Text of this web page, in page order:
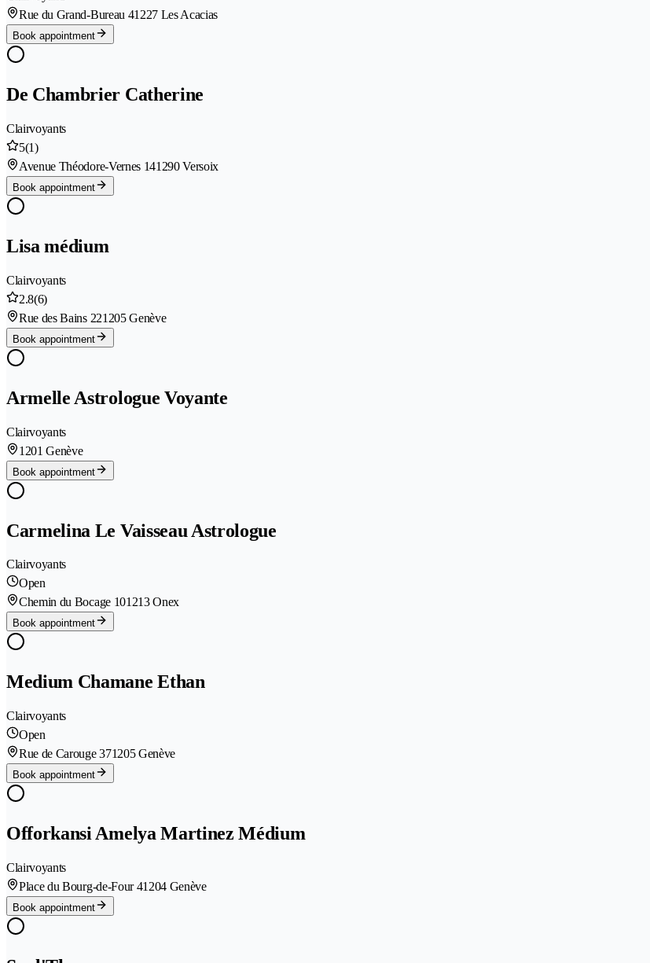
Rue du Grand-Bureau 41227 Les Acacias
Book appointment
De Chambrier Catherine
Clairvoyants
5(1)
Avenue Théodore-Vernes 141290 Versoix
Book appointment
Lisa médium
Clairvoyants
2.8(6)
Rue des Bains 221205 Genève
Book appointment
Armelle Astrologue Voyante
Clairvoyants
1201 Genève
Book appointment
Carmelina Le Vaisseau Astrologue
Clairvoyants
Open
Chemin du Bocage 101213 Onex
Book appointment
Medium Chamane Ethan
Clairvoyants
Open
Rue de Carouge 371205 Genève
Book appointment
Offorkansi Amelya Martinez Médium
Clairvoyants
Place du Bourg-de-Four 41204 Genève
Book appointment